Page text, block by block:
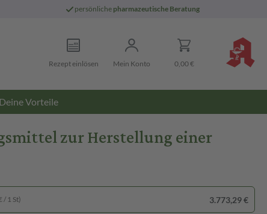
persönliche pharmazeutische Beratung
Rezept einlösen Mein Konto 0,00 €
Deine Vorteile
zur Herstellung einer
/ 1 St) 3.773,29 €